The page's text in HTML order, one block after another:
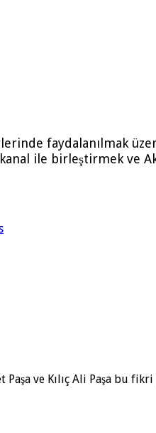
faydalanılmak
kanal ile birleştirmek ve
Paşa ve Kılıç Ali Paşa bu